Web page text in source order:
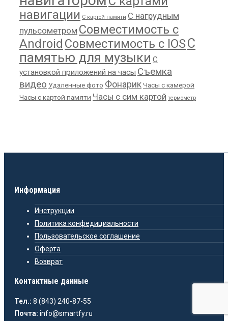
навигации С картой памяти С нагрудным
пульсометром Совместимость с
Android Совместимость с IOSС
памятью для музыки С
установкой приложений на часы Съемка
видео Удаленные фото ФонарикЧасы с камерой
Часы с картой памяти Часы с сим картой термометр
Информация
Инструкции
Политика конфедициальности
Пользовательское соглашение
Оферта
Возврат
Контактные данные
Тел.: 8 (843) 240-87-55
Почта: info@smartfy.ru